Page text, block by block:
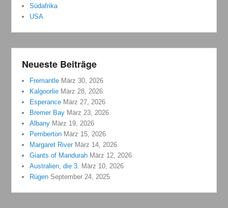
Südafrika
USA
Neueste Beiträge
Fremantle März 30, 2026
Kalgoorlie März 28, 2026
Esperance März 27, 2026
Bremer Bay März 23, 2026
Albany März 19, 2026
Pemberton März 15, 2026
Margaret River März 14, 2026
Giants of Mandurah März 12, 2026
Australien, die 3. März 10, 2026
Rügen September 24, 2025